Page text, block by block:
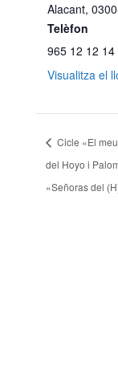
Alacant,
Telèfon
965 12 12 14
Visualitza el
Cicle «El
del Hoyo i
«Señoras del